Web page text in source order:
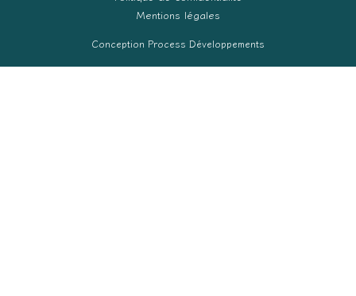
Mentions légales
Conception Process Développements